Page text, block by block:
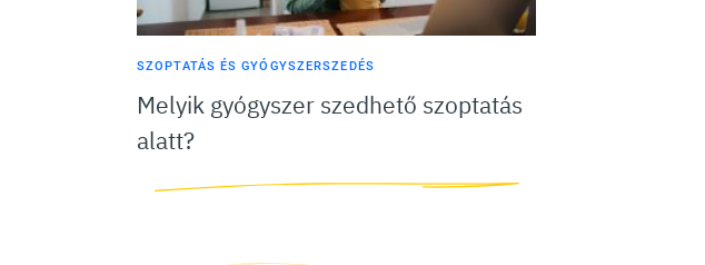
SZOPTATÁS ÉS GYÓGYSZERSZEDÉS
Melyik gyógyszer szedhető szoptatás
alatt?